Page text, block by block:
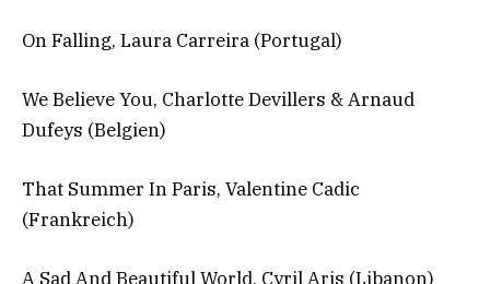
On Falling, Laura Carreira (Portugal)
We Believe You, Charlotte Devillers & Arnaud
Dufeys (Belgien)
That Summer In Paris, Valentine Cadic
(Frankreich)
A Sad And Beautiful World, Cyril Aris (Libanon)